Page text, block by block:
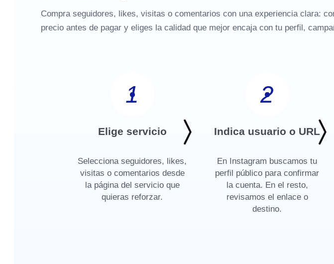
Compra seguidores, likes, visitas o comentarios con una experiencia clara:
precio antes de pagar y eliges la calidad que mejor encaja con tu perfil,
1
Elige servicio
Selecciona seguidores, likes,
visitas o comentarios desde
la página del servicio que
quieras reforzar.
2
Indica usuario o URL
En Instagram buscamos tu
perfil público para confirmar
la cuenta. En el resto,
revisamos el enlace o
destino.